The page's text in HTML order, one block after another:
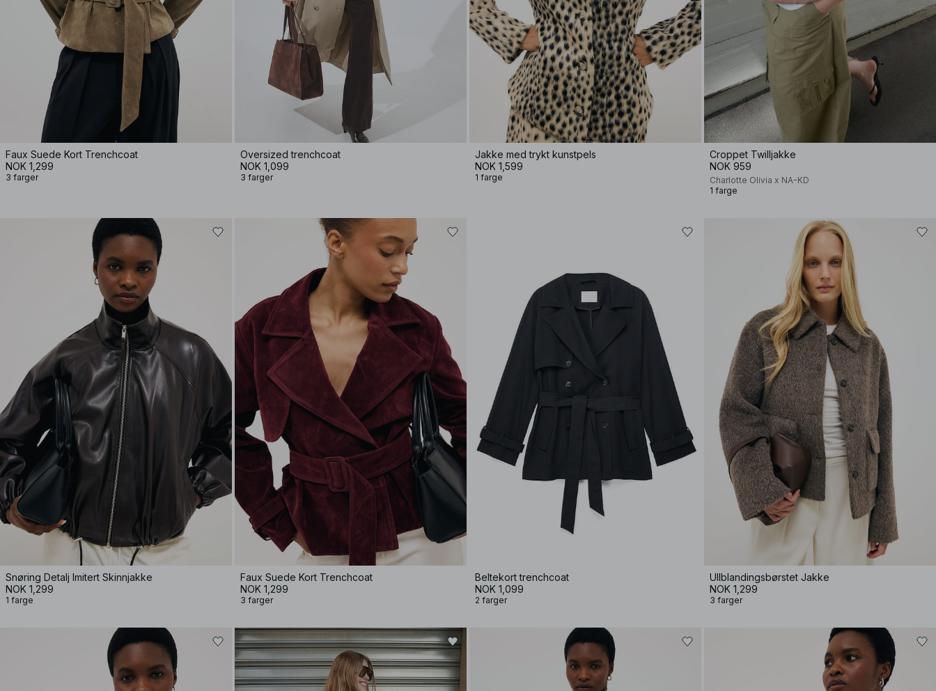
Faux Suede Kort Trenchcoat
NOK 1,299
3 farger
Oversized trenchcoat
NOK 1,099
3 farger
Jakke med trykt kunstpels
NOK 1,599
1 farge
Croppet Twilljakke
NOK 959
Charlotte Olivia x NA-KD
1 farge
Snøring Detalj Imitert Skinnjakke
NOK 1,299
1 farge
Faux Suede Kort Trenchcoat
NOK 1,299
3 farger
Beltekort trenchcoat
NOK 1,099
2 farger
Ullblandingsbørstet Jakke
NOK 1,299
3 farger